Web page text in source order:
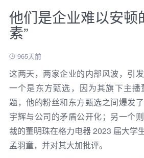
他们是企业难以安顿
素”
965天前
这两天，两家企业的内部风波，引
一个是东方甄选，因为其旗下主
题，他的粉丝和东方甄选之间爆发
宇辉与公司的矛盾公开化；另一个
裁的董明珠在格力电器 2023 届大学
孟羽童，并对其大加批评。